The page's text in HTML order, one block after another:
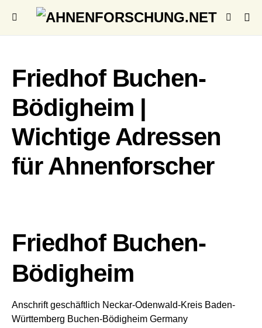
Friedhof Buchen-
Bödigheim |
Wichtige Adressen
für Ahnenforscher
Friedhof Buchen-
Bödigheim
Anschrift geschäftlich Neckar-Odenwald-Kreis Baden-
Württemberg Buchen-Bödigheim Germany